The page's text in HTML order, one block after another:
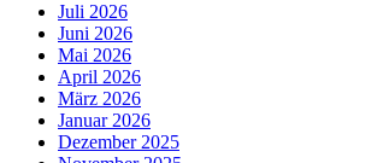
Juli 2026
Juni 2026
Mai 2026
April 2026
März 2026
Januar 2026
Dezember 2025